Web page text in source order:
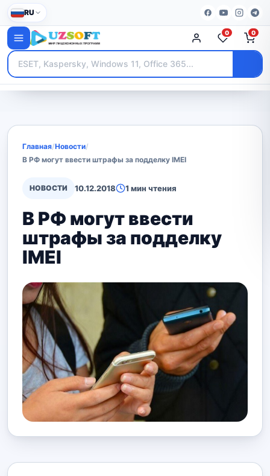
RU
0 0
Главная/Новости/
В РФ могут ввести штрафы за подделку IMEI
НОВОСТИ 10.12.2018 1 мин чтения
В РФ могут ввести
штрафы за подделку
IMEI